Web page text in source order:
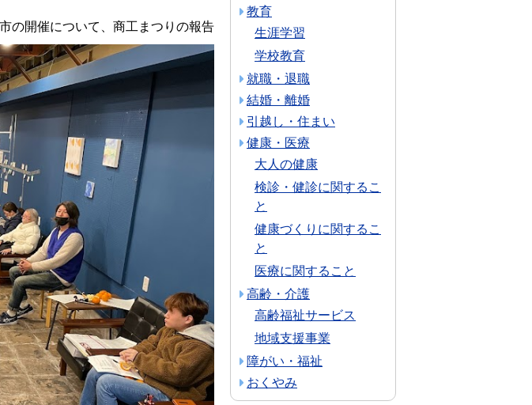
の開催について、商工まつりの報告
教育
生涯学習
学校教育
就職・退職
結婚・離婚
引越し・住まい
健康・医療
大人の健康
検診・健診に関するこ
と
健康づくりに関するこ
と
医療に関すること
高齢・介護
高齢福祉サービス
地域支援事業
障がい・福祉
おくやみ